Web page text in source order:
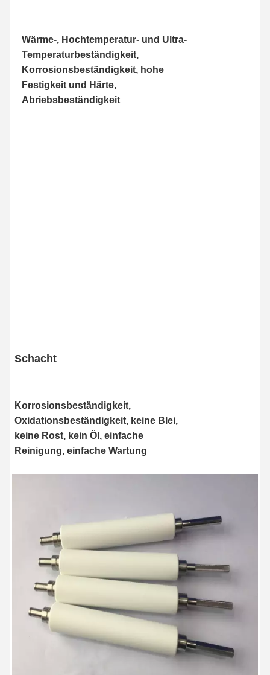
Wärme-, Hochtemperatur- und Ultra-
Temperaturbeständigkeit,
Korrosionsbeständigkeit, hohe
Festigkeit und Härte,
Abriebsbeständigkeit
Schacht
Korrosionsbeständigkeit,
Oxidationsbeständigkeit, keine Blei,
keine Rost, kein Öl, einfache
Reinigung, einfache Wartung